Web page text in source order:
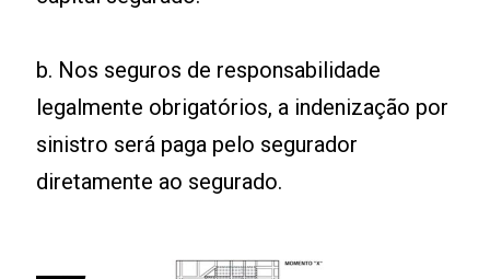
b. Nos seguros de responsabilidade
legalmente obrigatórios, a indenização por
sinistro será paga pelo segurador
diretamente ao segurado.